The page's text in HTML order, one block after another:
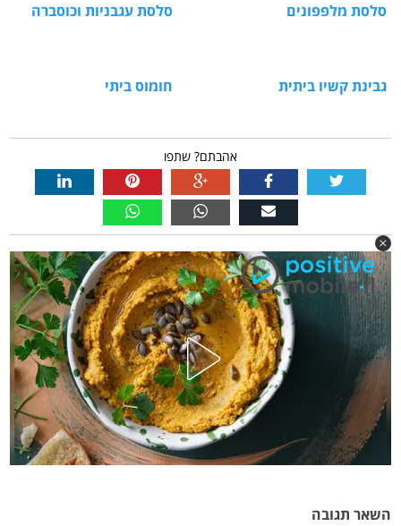
סלסת מלפפונים סלסת עגבניות וכוסברה
גבינת קשיו ביתית חומוס ביתי
אהבתם? שתפו
השאר תגובה